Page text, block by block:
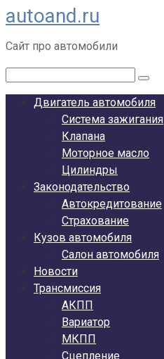
Перейти
к
контенту
autoand.ru
Сайт про автомобили
Двигатель автомобиля
Система зажигания
Клапана
Моторное масло
Цилиндры
Законодательство
Автокредитование
Страхование
Кузов автомобиля
Салон автомобиля
Новости
Трансмиссия
АКПП
Вариатор
МКПП
Сцепление